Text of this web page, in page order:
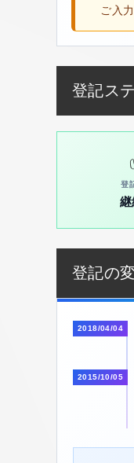
ご入
登記ス
登
継
登記の
2018/04/04
2015/10/05